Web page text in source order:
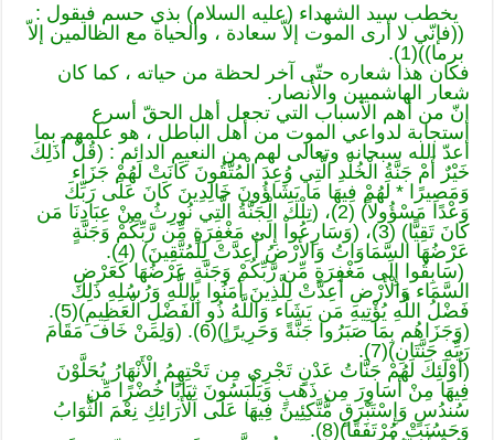
يخطب سيد الشهداء (عليه السلام) بذي حسم فيقول :
((فإنّي لا أرى الموت إلاّ سعادة ، والحياة مع الظالمين إلاّ
برما))(1).
فكان هذا شعاره حتّى آخر لحظة من حياته ، كما كان
شعار الهاشميين والأنصار.
إنّ من أهم الأسباب التي تجعل أهل الحقّ أسرع
استجابة لدواعي الموت من أهل الباطل ، هو علمهم بما
أعدّ الله سبحانه وتعالى لهم من النعيم الدائم : (قُلْ أَذَلِكَ
خَيْرٌ أَمْ جَنَّةُ الْخُلْدِ الَّتِي وُعِدَ الْمُتَّقُونَ كَانَتْ لَهُمْ جَزَاء
وَمَصِيرًا * لَهُمْ فِيهَا مَا يَشَاؤُونَ خَالِدِينَ كَانَ عَلَى رَبِّكَ
وَعْدًا مَسْؤُولاً) (2)، (تِلْكَ الْجَنَّةُ الَّتِي نُورِثُ مِنْ عِبَادِنَا مَن
كَانَ تَقِيًّا) (3)، (وَسَارِعُواْ إِلَى مَغْفِرَةٍ مِّن رَّبِّكُمْ وَجَنَّةٍ
عَرْضُهَا السَّمَاوَاتُ وَالأَرْضُ أُعِدَّتْ لِلْمُتَّقِينَ) (4).
(سَابِقُوا إِلَى مَغْفِرَةٍ مِّن رَّبِّكُمْ وَجَنَّةٍ عَرْضُهَا كَعَرْضِ
السَّمَاء وَالْأَرْضِ أُعِدَّتْ لِلَّذِينَ آمَنُوا بِاللَّهِ وَرُسُلِهِ ذَلِكَ
فَضْلُ اللَّهِ يُؤْتِيهِ مَن يَشَاء وَاللَّهُ ذُو الْفَضْلِ الْعَظِيمِ)(5).
(وَجَزَاهُم بِمَا صَبَرُوا جَنَّةً وَحَرِيرًاٍ)(6). (وَلِمَنْ خَافَ مَقَامَ
رَبِّهِ جَنَّتَانِ)(7).
(أُوْلَئِكَ لَهُمْ جَنَّاتُ عَدْنٍ تَجْرِي مِن تَحْتِهِمُ الْأَنْهَارُ يُحَلَّوْنَ
فِيهَا مِنْ أَسَاوِرَ مِن ذَهَبٍ وَيَلْبَسُونَ ثِيَابًا خُضْرًا مِّن
سُندُسٍ وَإِسْتَبْرَقٍ مُّتَّكِئِينَ فِيهَا عَلَى الْأَرَائِكِ نِعْمَ الثَّوَابُ
وَحَسُنَتْ مُرْتَفَقًا)(8).